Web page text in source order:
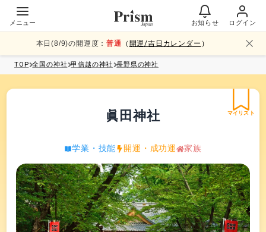
メニュー お知らせ ログイン
本日(8/9)の開運度：普通 （ 開運/吉日カレンダー ）
TOP 全国の神社 甲信越の神社 長野県の神社
マイリスト
眞田神社
学業・技能 開運・成功運 家族